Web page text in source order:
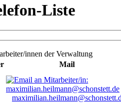
Liste
innen der Verwaltung
Mail